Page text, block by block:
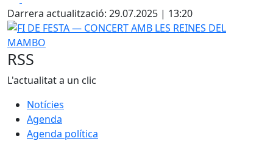
+
−
Darrera actualització: 29.07.2025 | 13:20
FI DE FESTA ― CONCERT AMB LES REINES DEL MAMBO
RSS
L'actualitat a un clic
Notícies
Agenda
Agenda política